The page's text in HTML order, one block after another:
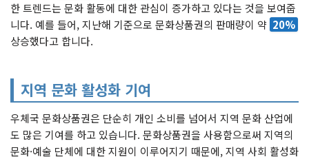
한 트렌드는 문화 활동에 대한 관심이 증가하고 있다는 것을 보여줍
니다. 예를 들어, 지난해 기준으로 문화상품권의 판매량이 약 20%
상승했다고 합니다.
지역 문화 활성화 기여
우체국 문화상품권은 단순히 개인 소비를 넘어서 지역 문화 산업에
도 많은 기여를 하고 있습니다. 문화상품권을 사용함으로써 지역의
문화·예술 단체에 대한 지원이 이루어지기 때문에, 지역 사회 활성화